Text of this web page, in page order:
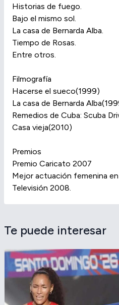
Historias de fuego.
Bajo el mismo sol.
La casa de Bernarda Alba.
Tiempo de Rosas.
Entre otros.
Filmografía
Hacerse el sueco(1999)
La casa de Bernarda
Remedios de Cuba: Scuba
Casa vieja(2010)
Premios
Premio Caricato 2007
Mejor actuación femenina
Televisión 2008.
Te puede interesar